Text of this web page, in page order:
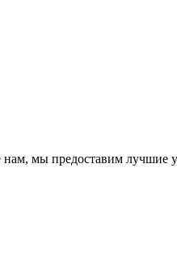
мы предоставим лучшие